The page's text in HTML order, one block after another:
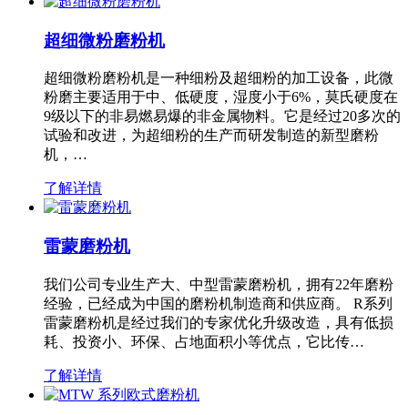
超细微粉磨粉机
超细微粉磨粉机是一种细粉及超细粉的加工设备，此微
粉磨主要适用于中、低硬度，湿度小于6%，莫氏硬度在
9级以下的非易燃易爆的非金属物料。它是经过20多次的
试验和改进，为超细粉的生产而研发制造的新型磨粉
机，…
了解详情
雷蒙磨粉机
我们公司专业生产大、中型雷蒙磨粉机，拥有22年磨粉
经验，已经成为中国的磨粉机制造商和供应商。 R系列
雷蒙磨粉机是经过我们的专家优化升级改造，具有低损
耗、投资小、环保、占地面积小等优点，它比传…
了解详情